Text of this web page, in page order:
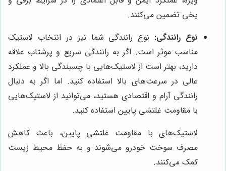
یخی تضمین می‌کنند.
نوع رانندگی: نوع رانندگی شما نیز در انتخاب لاستیک
مناسب موثر است. اگر به رانندگی سریع و پرشتاب علاقه
دارید، بهتر است از لاستیک‌هایی با چسبندگی بالا و عملکرد
عالی در سرعت‌های بالا استفاده کنید. اما اگر به دنبال
رانندگی آرام و اقتصادی هستید، می‌توانید از لاستیک‌هایی
با مقاومت غلتشی پایین استفاده کنید.
لاستیک‌های با مقاومت غلتشی پایین، باعث کاهش
مصرف سوخت خودرو می‌شوند و به حفظ محیط زیست
کمک می‌کنند.